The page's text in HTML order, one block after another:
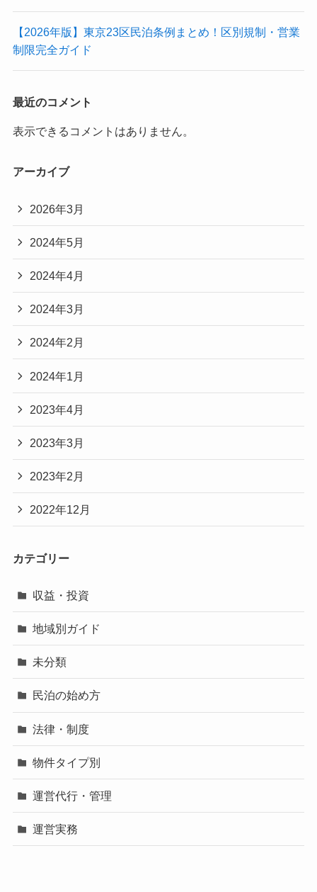
【2026年版】東京23区民泊条例まとめ！区別規制・営業
制限完全ガイド
最近のコメント
表示できるコメントはありません。
アーカイブ
2026年3月
2024年5月
2024年4月
2024年3月
2024年2月
2024年1月
2023年4月
2023年3月
2023年2月
2022年12月
カテゴリー
収益・投資
地域別ガイド
未分類
民泊の始め方
法律・制度
物件タイプ別
運営代行・管理
運営実務